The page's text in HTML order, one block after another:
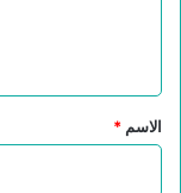
*
الاسم *